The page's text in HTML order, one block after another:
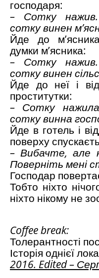
господаря:
– Сотку нажив.
сотку винен
Йде до
думки м’ясника:
– Сотку нажив.
сотку винен
Йде до неї і
проститутки:
– Сотку
сотку винна
Йде в готель і
поверху
– Вибачте, але
Поверніть мені
Господар
Тобто ніхто
ніхто нікому не
Coffeebreak:
Толерантності
Історія однієї
2016. Edited–